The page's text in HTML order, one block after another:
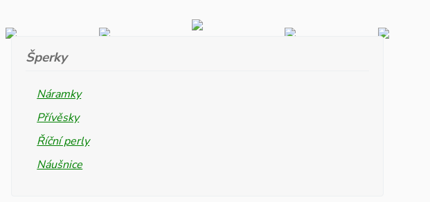
Šperky
Náramky
Přívěsky
Říční perly
Náušnice